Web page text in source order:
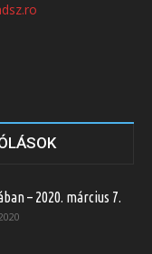
– 2020. március 7.